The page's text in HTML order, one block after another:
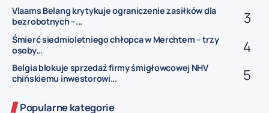
Vlaams Belang krytykuje ograniczenie zasiłków dla
bezrobotnych –...
Śmierć siedmioletniego chłopca w Merchtem – trzy
osoby...
Belgia blokuje sprzedaż firmy śmigłowcowej NHV
chińskiemu inwestorowi...
Popularne kategorie